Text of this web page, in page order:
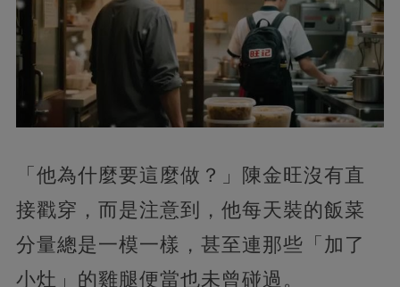
「他為什麼要這麼做？」陳金旺沒有直
接戳穿，而是注意到，他每天裝的飯菜
分量總是一模一樣，甚至連那些「加了
小灶」的雞腿便當也未曾碰過。